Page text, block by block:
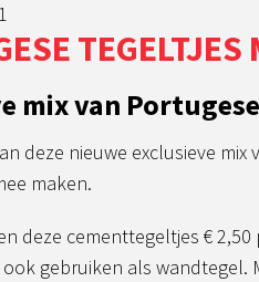
mix van
deze nieuwe exclusieve
maken.
deze cementtegeltjes €
gebruiken als wandtegel.